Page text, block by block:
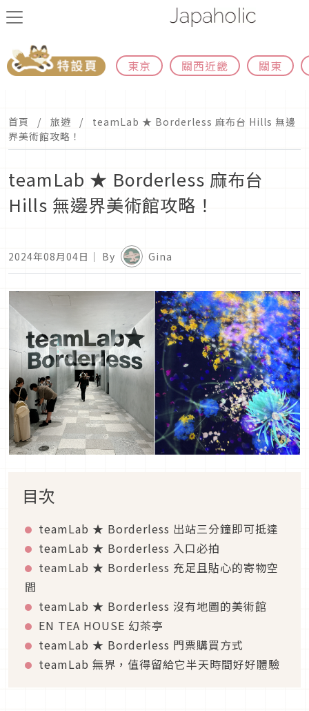
東京 關西近畿 關東
首頁 旅遊
teamLab ★ Borderless 麻布台 Hills 無邊
界美術館攻略！
teamLab ★ Borderless 麻布台
Hills 無邊界美術館攻略！
2024年08月04日 ｜ By Gina
目次
teamLab ★ Borderless 出站三分鐘即可抵達
teamLab ★ Borderless 入口必拍
teamLab ★ Borderless 充足且貼心的寄物空
間
teamLab ★ Borderless 沒有地圖的美術館
EN TEA HOUSE 幻茶亭
teamLab ★ Borderless 門票購買方式
teamLab 無界，值得留給它半天時間好好體驗